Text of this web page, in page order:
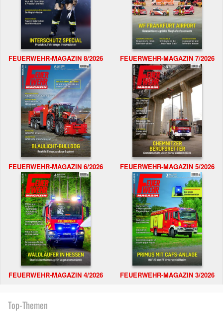
FEUERWEHR-MAGAZIN 8/2026 FEUERWEHR-MAGAZIN 7/2026
FEUERWEHR-MAGAZIN 6/2026 FEUERWEHR-MAGAZIN 5/2026
FEUERWEHR-MAGAZIN 4/2026 FEUERWEHR-MAGAZIN 3/2026
Top-Themen